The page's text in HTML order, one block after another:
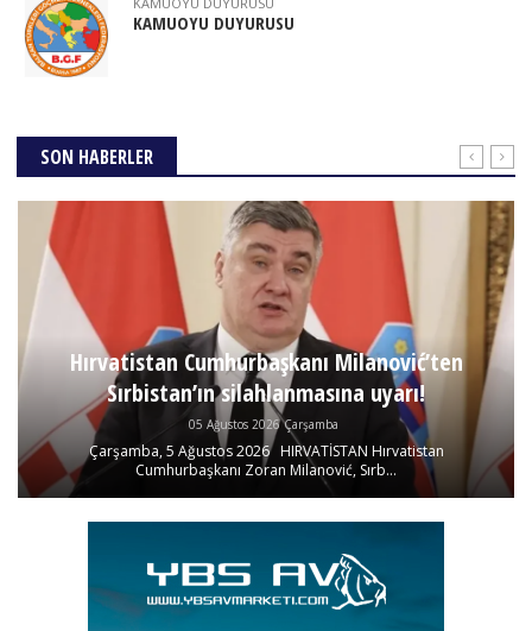
KAMUOYU DUYURUSU
SON HABERLER
Hırvatistan Cumhurbaşkanı Milanović’ten
Sırbistan’ın silahlanmasına uyarı!
05 Ağustos 2026 Çarşamba
Çarşamba, 5 Ağustos 2026 HIRVATİSTAN Hırvatistan
Cumhurbaşkanı Zoran Milanović, Sırb...